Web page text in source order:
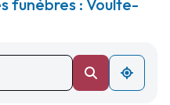
funèbres : Voulte-